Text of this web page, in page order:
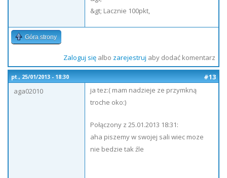
&gt; Lacznie 100pkt,
Góra strony
Zaloguj sięalbo zarejestruj aby dodać komentarz
pt., 25/01/2013 - 18:30
#13
aga02010
ja tez:( mam nadzieje ze przymkną
troche oko:)
Połączony z 25.01.2013 18:31:
aha piszemy w swojej sali wiec moze
nie bedzie tak źle